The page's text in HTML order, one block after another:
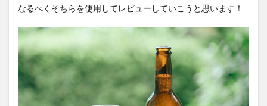
なるべくそちらを使用してレビューしていこうと思います！